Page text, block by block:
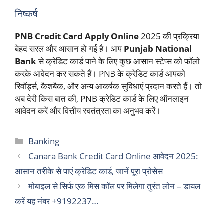
निष्कर्ष
PNB Credit Card Apply Online2025 की प्रक्रिया
बेहद सरल और आसान हो गई है। आपPunjab National
Bankसे क्रेडिट कार्ड पाने के लिए कुछ आसान स्टेप्स को फॉलो
करके आवेदन कर सकते हैं। PNB के क्रेडिट कार्ड आपको
रिवॉर्ड्स, कैशबैक, और अन्य आकर्षक सुविधाएं प्रदान करते हैं। तो
अब देरी किस बात की, PNB क्रेडिट कार्ड के लिए ऑनलाइन
आवेदन करें और वित्तीय स्वतंत्रता का अनुभव करें।
Categories
Banking
Canara Bank Credit Card Online आवेदन 2025:
आसान तरीके से पाएं क्रेडिट कार्ड, जानें पूरा प्रोसेस
मोबाइल से सिर्फ एक मिस कॉल पर मिलेगा तुरंत लोन – डायल
करें यह नंबर +9192237…